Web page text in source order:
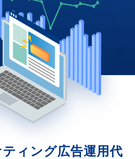
ィング広告運用代